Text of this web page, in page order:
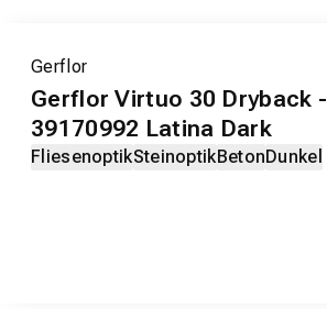
Gerflor
Gerflor Virtuo 30 Dryback -
39170992 Latina Dark
FliesenoptikSteinoptikBetonDunkel